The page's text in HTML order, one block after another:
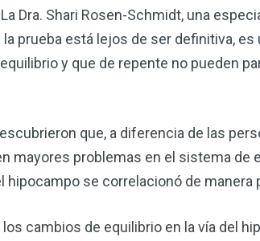
Dra. Shari Rosen-Schmidt, una
prueba está lejos de ser definitiva,
y que de repente no pueden
que, a diferencia de las
mayores problemas en el sistema de
hipocampo se correlacionó de
cambios de equilibrio en la vía del